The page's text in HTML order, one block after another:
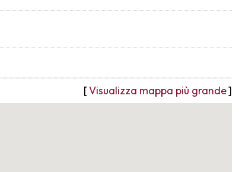
[Visualizza mappa più grande]